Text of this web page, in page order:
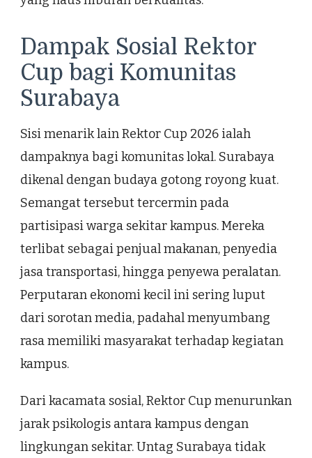
Dampak Sosial Rektor
Cup bagi Komunitas
Surabaya
Sisi menarik lain Rektor Cup 2026 ialah
dampaknya bagi komunitas lokal. Surabaya
dikenal dengan budaya gotong royong kuat.
Semangat tersebut tercermin pada
partisipasi warga sekitar kampus. Mereka
terlibat sebagai penjual makanan, penyedia
jasa transportasi, hingga penyewa peralatan.
Perputaran ekonomi kecil ini sering luput
dari sorotan media, padahal menyumbang
rasa memiliki masyarakat terhadap kegiatan
kampus.
Dari kacamata sosial, Rektor Cup menurunkan
jarak psikologis antara kampus dengan
lingkungan sekitar. Untag Surabaya tidak